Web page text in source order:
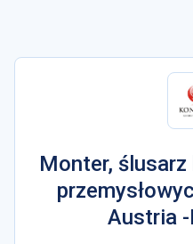
Monter,
Austria